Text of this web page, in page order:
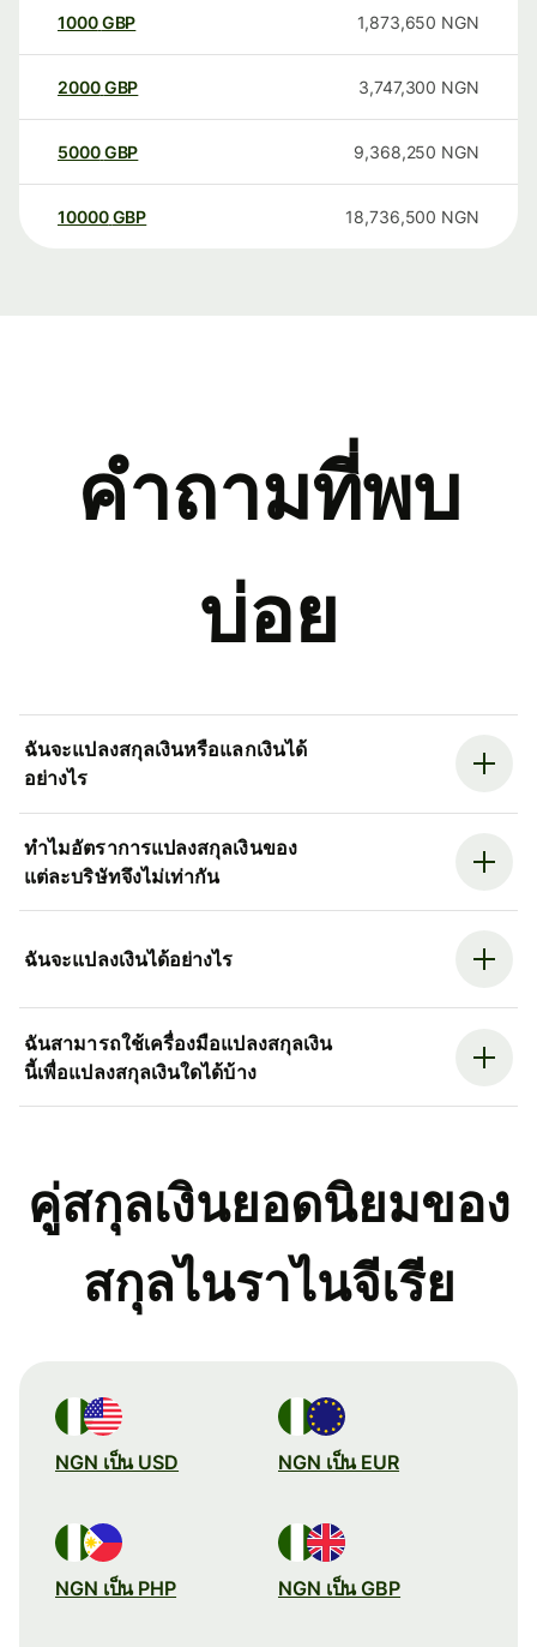
1000GBP 1,873,650 NGN
2000GBP 3,747,300 NGN
5000GBP 9,368,250 NGN
10000 GBP 18,736,500 NGN
คำถามที่พบ
บ่อย
ฉันจะแปลงสกุลเงินหรือแลกเงินได้
อย่างไร
ทำไมอัตราการแปลงสกุลเงินของ
แต่ละบริษัทจึงไม่เท่ากัน
ฉันจะแปลงเงินได้อย่างไร
ฉันสามารถใช้เครื่องมือแปลงสกุลเงิน
นี้เพื่อแปลงสกุลเงินใดได้บ้าง
คู่สกุลเงินยอดนิยมของ
สกุลไนราไนจีเรีย
NGN เป็น USD NGN เป็น EUR
NGN เป็น PHP NGN เป็น GBP